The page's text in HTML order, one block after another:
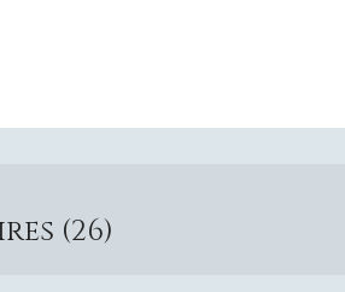
(26)